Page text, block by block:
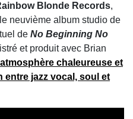
Blonde Records,
neuvième album studio de
de No Beginning No
et produit avec Brian
chaleureuse et
entre jazz vocal, soul et